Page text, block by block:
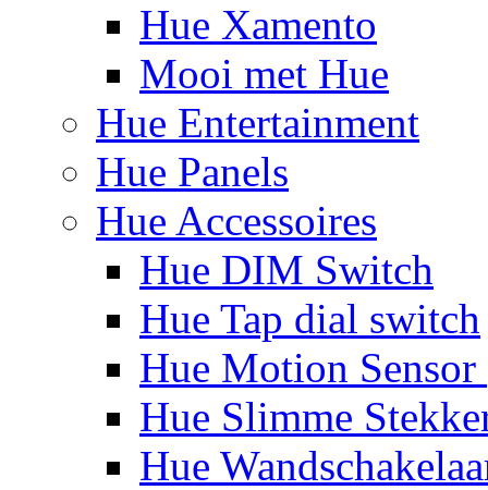
Hue Xamento
Mooi met Hue
Hue Entertainment
Hue Panels
Hue Accessoires
Hue DIM Switch
Hue Tap dial switch
Hue Motion Sensor
Hue Slimme
Hue